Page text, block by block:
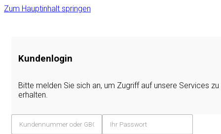
Zum Hauptinhalt springen
Kundenlogin
Bitte melden Sie sich an, um Zugriff auf unsere Services zu
erhalten.